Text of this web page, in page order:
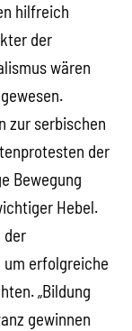
hilfreich
der
wären
zur serbischen
der
Bewegung
Hebel.
der
um erfolgreiche
„Bildung
gewinnen